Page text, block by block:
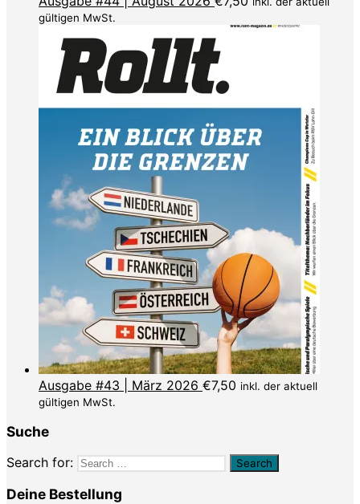
gültigen MwSt.
Ausgabe #43 | März 2026 €7,50 inkl. der aktuell
gültigen MwSt.
Suche
Search for:
Deine Bestellung